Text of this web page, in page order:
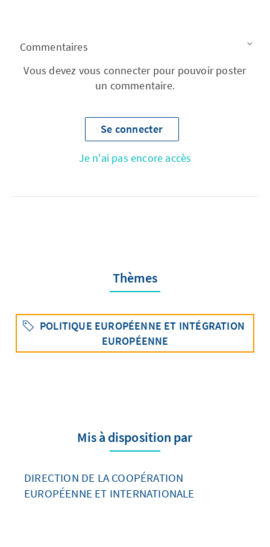
Commentaires
Vous devez vous connecter pour pouvoir poster
un commentaire.
Se connecter
Je n'ai pas encore accès
Thèmes
POLITIQUE EUROPÉENNE ET INTÉGRATION
EUROPÉENNE
Mis à disposition par
DIRECTION DE LA COOPÉRATION
EUROPÉENNE ET INTERNATIONALE